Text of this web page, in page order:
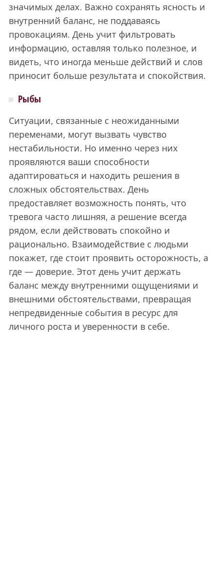
значимых делах. Важно сохранять ясность и
внутренний баланс, не поддаваясь
провокациям. День учит фильтровать
информацию, оставляя только полезное, и
видеть, что иногда меньше действий и слов
приносит больше результата и спокойствия.
Рыбы
Ситуации, связанные с неожиданными
переменами, могут вызвать чувство
нестабильности. Но именно через них
проявляются ваши способности
адаптироваться и находить решения в
сложных обстоятельствах. День
предоставляет возможность понять, что
тревога часто лишняя, а решение всегда
рядом, если действовать спокойно и
рационально. Взаимодействие с людьми
покажет, где стоит проявить осторожность, а
где — доверие. Этот день учит держать
баланс между внутренними ощущениями и
внешними обстоятельствами, превращая
непредвиденные события в ресурс для
личного роста и уверенности в себе.